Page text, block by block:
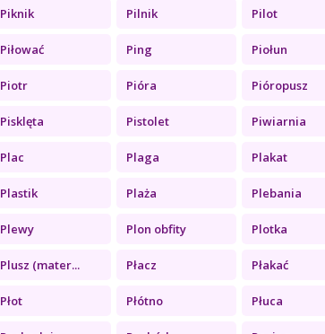
Piknik Pilnik Pilot
Piłować Ping Piołun
Piotr Pióra Pióropusz
Pisklęta Pistolet Piwiarnia
Plac Plaga Plakat
Plastik Plaża Plebania
Plewy Plon obfity Plotka
Plusz (mater... Płacz Płakać
Płot Płótno Płuca